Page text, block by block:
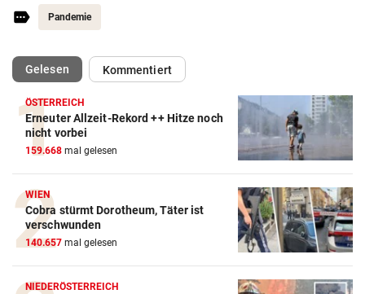
Pandemie
Gelesen(ausgewählt)Kommentiert
ÖSTERREICH
Erneuter Allzeit-Rekord ++ Hitze noch
nicht vorbei
159.668 mal gelesen
WIEN
Cobra stürmt Dorotheum, Täter ist
verschwunden
140.657 mal gelesen
NIEDERÖSTERREICH